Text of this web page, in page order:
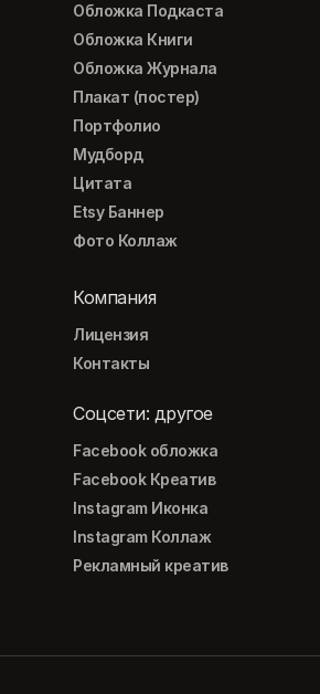
Обложка Подкаста
Обложка Книги
Обложка Журнала
Плакат (постер)
Портфолио
Мудборд
Цитата
Etsy Баннер
Фото Коллаж
Компания
Лицензия
Контакты
Соцсети: другое
Facebook обложка
Facebook Креатив
Instagram Иконка
Instagram Коллаж
Рекламный креатив